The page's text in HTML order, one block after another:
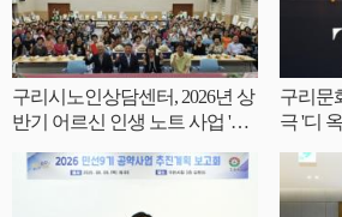
구리시노인상담센터, 2026년 상
반기 어르신 인생 노트 사업 '내
구리문
극 '디